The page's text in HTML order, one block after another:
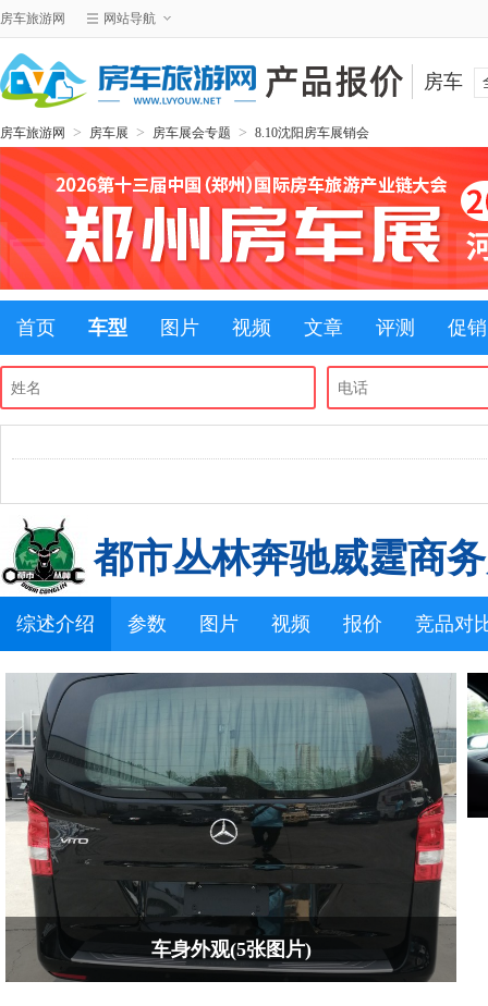
房车旅游网 网站导航
房车
房车旅游网 > 房车展 > 房车展会专题 > 8.10沈阳房车展销会
首页 车型 图片 视频 文章 评测 促销
都市丛林奔驰威霆商
综述介绍 参数 图片 视频 报价 竞品对
车身外观(5张图片)